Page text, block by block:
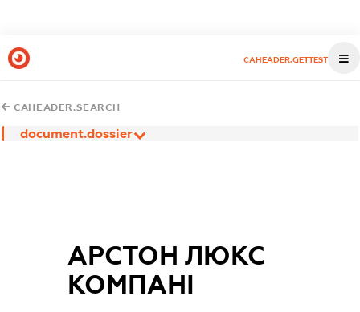
CAHEADER.GETTEST
CAHEADER.SEARCH
document.dossier
АРСТОН ЛЮКС
КОМПАНІ